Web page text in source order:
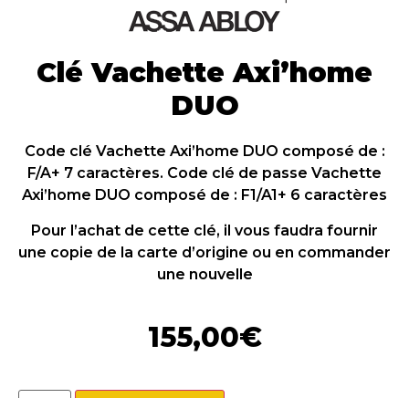
Clé Vachette Axi’home
DUO
Code clé Vachette Axi’home DUO composé de :
F/A+ 7 caractères. Code clé de passe Vachette
Axi’home DUO composé de : F1/A1+ 6 caractères
Pour l’achat de cette clé, il vous faudra fournir
une copie de la carte d’origine ou en commander
une nouvelle
155,00€